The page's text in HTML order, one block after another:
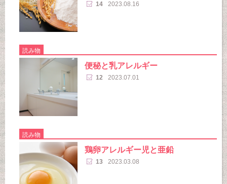
14 2023.08.16
読み物
便秘と乳アレルギー
12 2023.07.01
読み物
鶏卵アレルギー児と亜鉛
13 2023.03.08